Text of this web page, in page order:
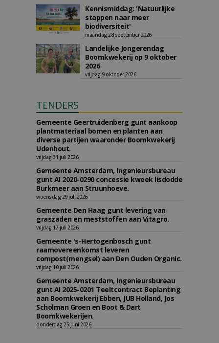
Kennismiddag: 'Natuurlijke
stappen naar meer
biodiversiteit'
maandag 28 september 2026
Landelijke Jongerendag
Boomkwekerij op 9 oktober
2026
vrijdag 9 oktober 2026
TENDERS
Gemeente Geertruidenberg gunt aankoop
plantmateriaal bomen en planten aan
diverse partijen waaronder Boomkwekerij
Udenhout.
vrijdag 31 juli 2026
Gemeente Amsterdam, Ingenieursbureau
gunt AI 2020-0290 concessie kweek lisdodde
Burkmeer aan Struunhoeve.
woensdag 29 juli 2026
Gemeente Den Haag gunt levering van
graszaden en meststoffen aan Vitagro.
vrijdag 17 juli 2026
Gemeente 's-Hertogenbosch gunt
raamovereenkomst leveren
compost(mengsel) aan Den Ouden Organic.
vrijdag 10 juli 2026
Gemeente Amsterdam, Ingenieursbureau
gunt AI 2025-0201 Teeltcontract Beplanting
aan Boomkwekerij Ebben, JUB Holland, Jos
Scholman Groen en Boot & Dart
Boomkwekerijen.
donderdag 25 juni 2026